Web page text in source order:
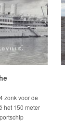
zonk voor de
het 150 meter